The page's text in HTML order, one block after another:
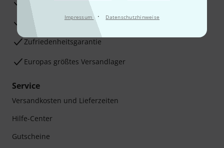
Impressum · Datenschutzhinweise
Beratung durch Fachexperten
Zufriedenheitsgarantie
Europas größtes Versandlager
Service
Versandkosten und Lieferzeiten
Hilfe-Center
Gutscheine